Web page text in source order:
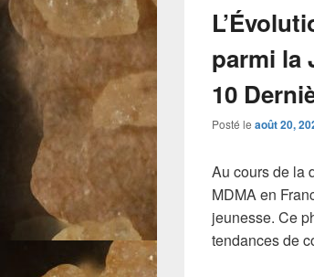
parmi la
10
Posté le août 20,
Au cours de la
MDMA en
jeunesse. Ce
tendances de